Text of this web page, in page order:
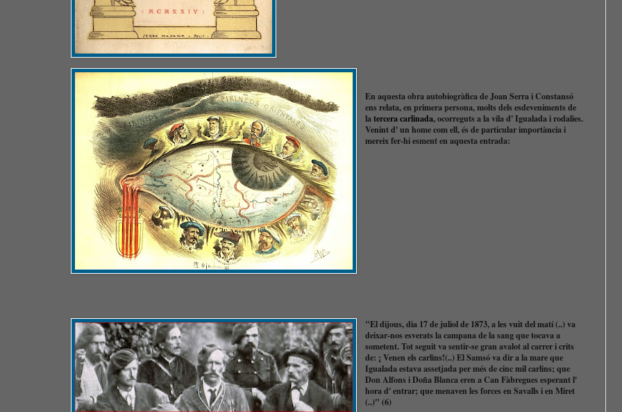
En aquesta obra autobiogràfica de Joan Serra i Constansó
ens relata, en primera persona, molts dels esdeveniments de
latercera carlinada, ocorreguts a la vila d' Igualada i rodalies.
Venint d' un home com ell, és de particular importància i
mereix fer-hi esment en aquesta entrada:
"El dijous, dia 17 de juliol de 1873, a les vuit del matí (..) va
deixar-nos esverats la campana de la sang que tocava a
sometent. Tot seguit va sentir-se gran avalot al carrer i crits
de: ¡ Venen els carlins!(..) El Samsó va dir a la mare que
Igualada estava assetjada per més de cinc mil carlins; que
Don Alfons i Doña Blanca eren a Can Fàbregues esperant l'
hora d' entrar; que menaven les forces en Savalls i en Miret
(..)" (6)